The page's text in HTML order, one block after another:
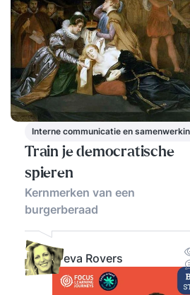
Interne communicatie en
Train je democratische
spieren
Kernmerken van een
burgerberaad
eva Rovers